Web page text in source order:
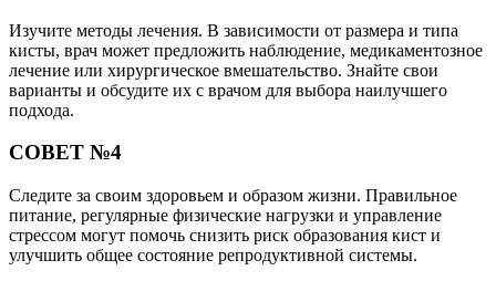
Изучите методы лечения. В зависимости от размера и типа
кисты, врач может предложить наблюдение, медикаментозное
лечение или хирургическое вмешательство. Знайте свои
варианты и обсудите их с врачом для выбора наилучшего
подхода.
СОВЕТ №4
Следите за своим здоровьем и образом жизни. Правильное
питание, регулярные физические нагрузки и управление
стрессом могут помочь снизить риск образования кист и
улучшить общее состояние репродуктивной системы.